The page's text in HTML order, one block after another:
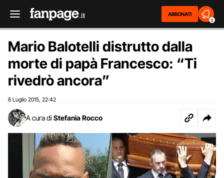
ABBONATI
2
Mario Balotelli distrutto dalla
morte di papà Francesco: “Ti
rivedrò ancora”
6 Luglio 2015 22:42
A cura di Stefania Rocco